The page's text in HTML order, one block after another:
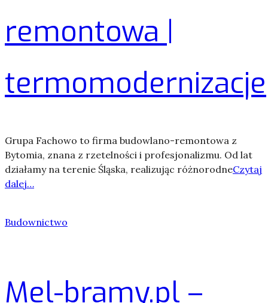
remontowa |
termomodernizacje
Grupa Fachowo to firma budowlano-remontowa z
Bytomia, znana z rzetelności i profesjonalizmu. Od lat
działamy na terenie Śląska, realizując różnorodneCzytaj
dalej…
Budownictwo
Mel-bramy.pl –